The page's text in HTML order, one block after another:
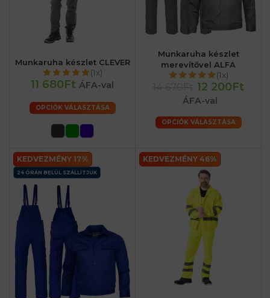
Munkaruha készlet CLEVER
(1x)
11 680Ft ÁFA-val
OPCIÓK VÁLASZTÁSA
Munkaruha készlet
merevítővel ALFA
(1x)
12 200Ft
ÁFA-val
OPCIÓK VÁLASZTÁSA
KEDVEZMÉNY 17%
24 ÓRÁN BELÜL SZÁLLÍTJUK
KEDVEZMÉNY 46%